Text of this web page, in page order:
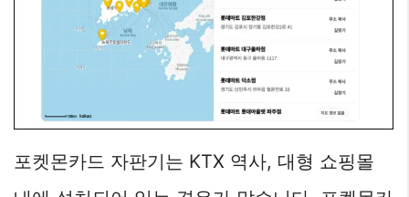
포켓몬카드 자판기는 KTX 역사, 대형 쇼핑몰